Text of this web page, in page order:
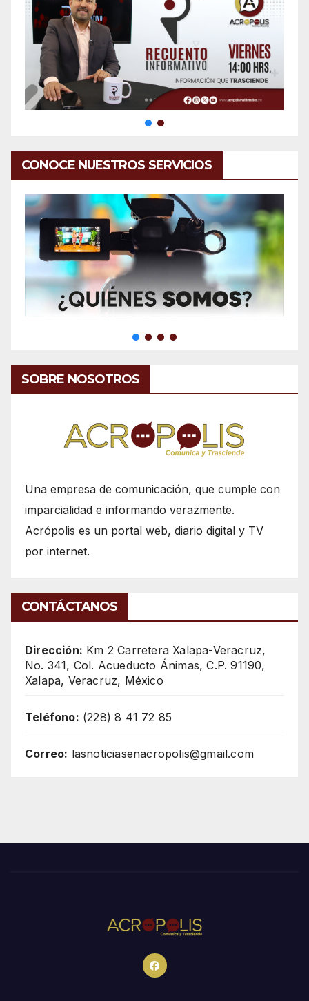
CONOCE NUESTROS SERVICIOS
SOBRE NOSOTROS
Una empresa de comunicación, que cumple con
imparcialidad e informando verazmente.
Acrópolis es un portal web, diario digital y TV
por internet.
CONTÁCTANOS
Dirección: Km 2 Carretera Xalapa-Veracruz,
No. 341, Col. Acueducto Ánimas, C.P. 91190,
Xalapa, Veracruz, México
Teléfono: (228) 8 41 72 85
Correo: lasnoticiasenacropolis@gmail.com